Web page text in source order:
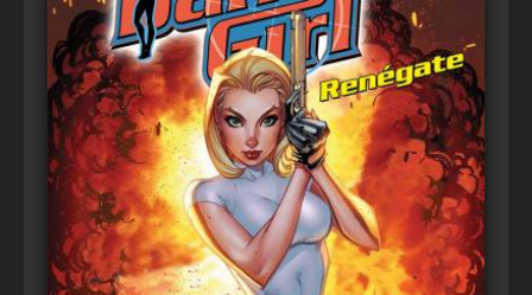
Voir
Ajouter au panier